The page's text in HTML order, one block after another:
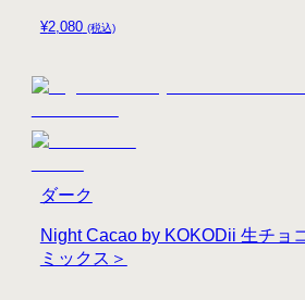
¥2,080 (税込)
Night Cacao by KOKODii 生チョ
ミックス＞
ダーク